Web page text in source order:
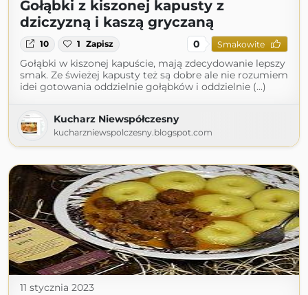
Gołąbki z kiszonej kapusty z
dziczyzną i kaszą gryczaną
10 1 Zapisz 0 Smakowite
Gołąbki w kiszonej kapuście, mają zdecydowanie lepszy
smak. Ze świeżej kapusty też są dobre ale nie rozumiem
idei gotowania oddzielnie gołąbków i oddzielnie (...)
Kucharz Niewspółczesny
kucharzniewspolczesny.blogspot.com
11 stycznia 2023